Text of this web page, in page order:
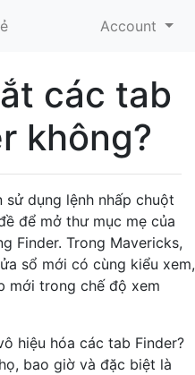
Account
các tab
không?
sử dụng lệnh nhấp chuột
để mở thư mục mẹ của
Finder. Trong Mavericks,
sổ mới có cùng kiểu xem,
mới trong chế độ xem
hiệu hóa các tab Finder?
bao giờ và đặc biệt là